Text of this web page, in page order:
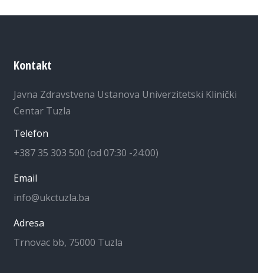
Kontakt
Javna Zdravstvena Ustanova Univerzitetski Klinički
Centar Tuzla
Telefon
+387 35 303 500 (od 07:30 -24:00)
Email
info@ukctuzla.ba
Adresa
Trnovac bb, 75000 Tuzla